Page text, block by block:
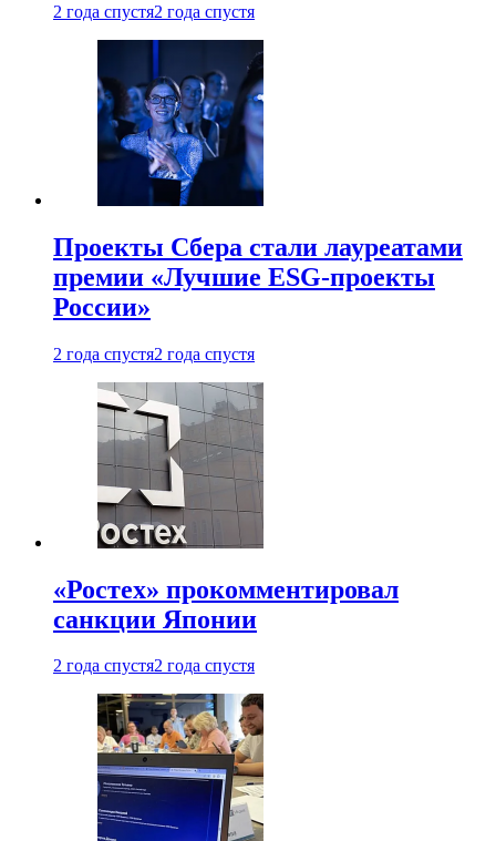
2 года спустя2 года спустя
Проекты Сбера стали лауреатами
премии «Лучшие ESG-проекты
России»
2 года спустя2 года спустя
«Ростех» прокомментировал
санкции Японии
2 года спустя2 года спустя